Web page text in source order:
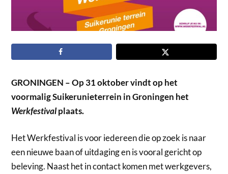
GRONINGEN – Op 31 oktober vindt op het
voormalig Suikerunieterrein in Groningen het
Werkfestivalplaats.
Het Werkfestival is voor iedereen die op zoek is naar
een nieuwe baan of uitdaging en is vooral gericht op
beleving. Naast het in contact komen met werkgevers,